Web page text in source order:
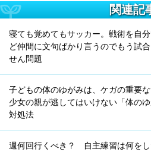
関連記
寝ても覚めてもサッカー。戦術を自
ど仲間に文句ばかり言うのでもう試
せん問題
子どもの体のゆがみは、ケガの重要
少女の親が逃してはいけない「体の
対処法
週何回行くべき？ 自主練習は何を